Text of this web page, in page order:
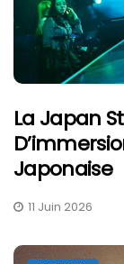
La Japan
Japonaise
11 Juin 2026